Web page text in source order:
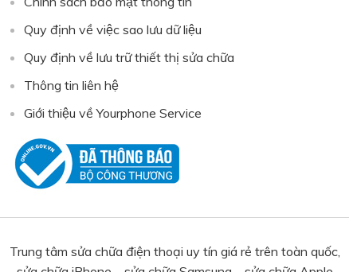
Quy định về việc sao lưu dữ liệu
Quy định về lưu trữ thiết thị sửa chữa
Thông tin liên hệ
Giới thiệu về Yourphone Service
Trung tâm sửa chữa điện thoại uy tín giá rẻ trên toàn quốc,